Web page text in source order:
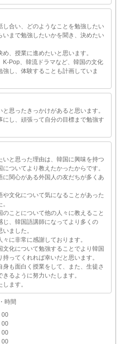
し合い、どのようなことを勉強したい
いまで勉強したいかを聞き、決めたい
、授業に進めたいと思います。
K-Pop、韓流ドラマなど、韓国の文化
強し、体験することも計画していま
思ったきっかけがあると思います。
にし、頑張って自分の目標まで勉強す
いと思った理由は、韓国に興味を持つ
についてより教えたかったからです。
に関心がある外国人の友だちが多くあ
や文化について気になることがあった
のことについて他の人々に教えること
じ、韓国語講師になってより多くの
ました。
に非常に感謝しております。
文化について勉強することでより韓国
ってくれれば幸いだと思います。
身も面白く授業をして、また、生徒さ
るように努力いたします。
ます。
時間
00
00
00
00